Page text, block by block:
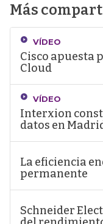
Más
VÍDEO
Cisco apuesta
Cloud
VÍDEO
Interxion
datos en
La eficiencia
permanente
Schneider